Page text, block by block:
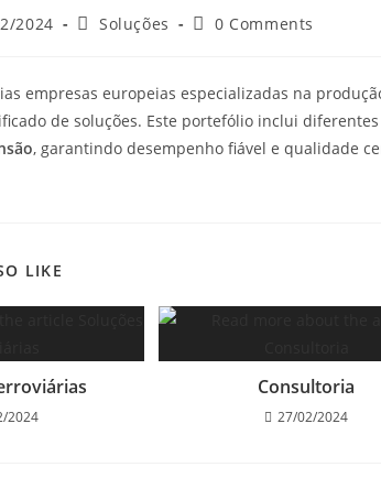
2024 Soluções 0 Comments
empresas europeias especializadas na
de soluções. Este portefólio inclui
, garantindo desempenho fiável e qualidade
LIKE
2024
Consultoria
27/02/2024